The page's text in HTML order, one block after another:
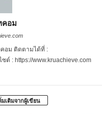
คอม
อม ติดตามได้ที่ :
ต์ : https://www.kruachieve.com
มเติมจากผู้เขียน